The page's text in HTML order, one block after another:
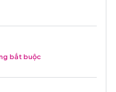
bắt buộc